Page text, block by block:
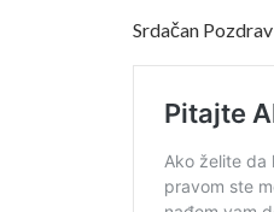
Srdačan Pozdrav